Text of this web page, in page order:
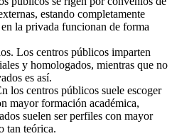
estando completamente
la privada funcionan de forma
Los centros públicos imparten
y homologados, mientras que no
es así.
los centros públicos suele escoger
mayor formación académica,
suelen ser perfiles con mayor
tan teórica.